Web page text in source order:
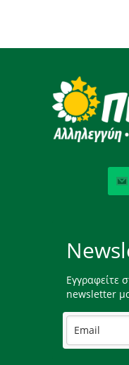
Εγγραφείτε
newsletter